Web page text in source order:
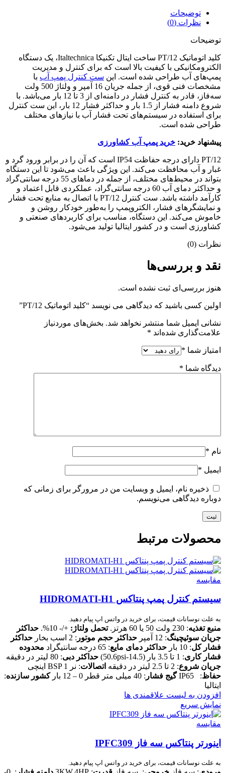
توضیحات
نظرات (0)
توضیحات
کلید اتوماتیک PT/12 ساخت ایتال تکنیکا Italtechnica، یک دستگاه
الکترومکانیکی با کیفیت بالا است که برای کنترل و مدیریت
پمپ‌های آب طراحی شده است. این ست کنترل پمپ آب با
مشخصات فنی قوی، از جمله جریان 16 آمپر و ولتاژ 500 ولت
سه‌فاز، قادر به کنترل فشار در دامنه‌ای از 3 تا 12 بار می‌باشد. با
شروع دامنه فشار از 1.5 بار و حداکثر فشار 12 بار، این ست کنترل
برای استفاده در سیستم‌های تحت فشار آب با نیازهای مختلف
طراحی شده است.
پیشنهاد خرید: خرید پمپ آب کشاورزی
PT/12 دارای درجه حفاظت IP54 است که آن را در برابر ورود گرد و
غبار و آب محافظت می‌کند. این ویژگی باعث می‌شود تا این دستگاه
بتواند در محیط‌های مختلف، از جمله در دماهای 55 درجه سانتی‌گراد
و حداکثر دمای آب 60 درجه سانتی‌گراد، عملکردی قابل اعتماد و
کارآمد داشته باشد. ست کنترل PT/12 با اتصال به منابع تحت فشار
و نمایشگرهای فشار، الکتروپمپ را به‌طور خودکار روشن و
خاموش می‌کند. این دستگاه، مناسب برای کاربردهای صنعتی و
کشاورزی است و در کشور ایتالیا تولید می‌شود.
نظرات (0)
نقد و بررسی‌ها
هنوز بررسی‌ای ثبت نشده است.
اولین کسی باشید که دیدگاهی می نویسد “کلید اتوماتیک PT/12”
نشانی ایمیل شما منتشر نخواهد شد. بخش‌های موردنیاز
علامت‌گذاری شده‌اند *
امتیاز شما *
دیدگاه شما *
نام *
ایمیل *
ذخیره نام، ایمیل و وبسایت من در مرورگر برای زمانی که
دوباره دیدگاهی می‌نویسم.
محصولات مرتبط
مقایسه
سیستم کنترل پمپ پنتاکس HIDROMATI-H1
به علت نوسانات قیمت، برای خرید در واتس اپ پیام دهید.
منبع تغذیه: 230 ولت 50 یا 60 هرتز. تحمل ولتاژ: +/- 10%.
حداکثر
جریان سوئیچینگ: 12 آمپر حداکثر حجم موتور : 2 اسب بخار
حداکثر
فشار کل: 10 بار حداکثر دمای مایع: 65 درجه سانتیگراد
محدوده
فشار کاری: 1 تا 3.5 بار (14.5-50.6psi) حداکثر دبی: 80 لیتر در دقیقه
جریان شروع: 2 تا 2.5 لیتر در دقیقه اتصالات: نر BSP 1 اینچی
حفاظ: IP65 گیج فشار : 40 میلی متر قطر 0 – 12 بار کشور سازنده:
ایتالیا
افزودن به لیست علاقمندی ها
نمایش سریع
مقایسه
اینورتر پنتاکس سه فاز IPFC309
به علت نوسانات قیمت، برای خرید در واتس اپ پیام دهید.